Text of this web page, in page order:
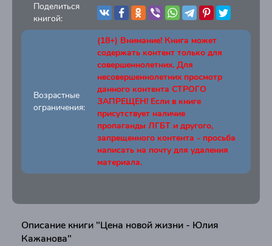
Поделиться
книгой:
Возрастные
ограничения:
(18+) Внимание! Книга может
содержать контент только для
совершеннолетних. Для
несовершеннолетних просмотр
данного контента СТРОГО
ЗАПРЕЩЕН! Если в книге
присутствует наличие
пропаганды ЛГБТ и другого,
запрещенного контента - просьба
написать на почту для удаления
материала.
Описание книги "Цена новой жизни - Юлия
Кажанова"